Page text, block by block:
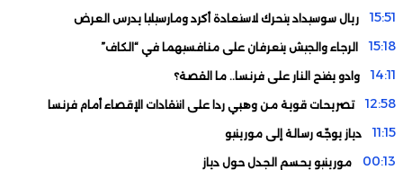
15:51 ريال سوسيداد يتحرك لاستعادة أكرد ومارسيليا يدرس العرض
15:18 الرجاء والجيش يتعرفان على منافسيهما في “الكاف”
14:11 وادو يفتح النار على فرنسا.. ما القصة؟
12:58 تصريحات قوية من وهبي ردا على انتقادات الإقصاء أمام فرنسا
11:15 دياز يوجّه رسالة إلى مورينيو
00:13 مورينيو يحسم الجدل حول دياز